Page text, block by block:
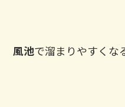
風池で溜まりやすくな